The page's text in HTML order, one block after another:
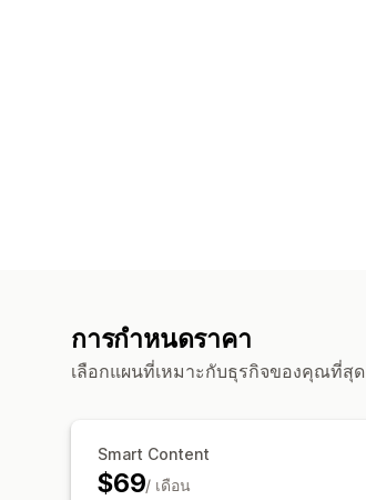
การกำหนดราคา
เลือกแผนที่เหมาะกับธุรกิจของคุณที่สุด
Smart Content
$69/ เดือน